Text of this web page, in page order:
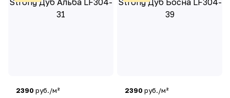
2390 руб./м²
2390 руб./м²